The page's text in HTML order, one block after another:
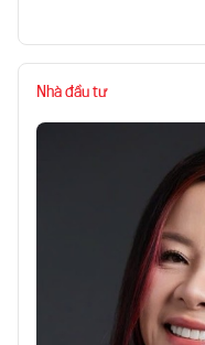
Nhà đầu tư